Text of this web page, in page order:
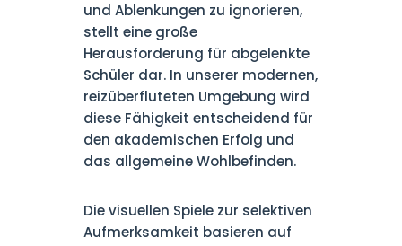
und Ablenkungen zu ignorieren,
stellt eine große
Herausforderung für abgelenkte
Schüler dar. In unserer modernen,
reizüberfluteten Umgebung wird
diese Fähigkeit entscheidend für
den akademischen Erfolg und
das allgemeine Wohlbefinden.
Die visuellen Spiele zur selektiven
Aufmerksamkeit basieren auf